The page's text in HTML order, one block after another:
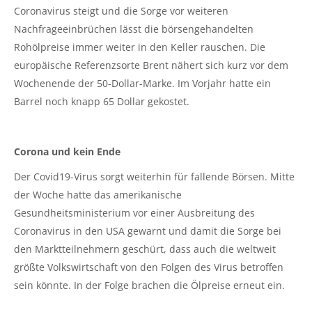
Coronavirus steigt und die Sorge vor weiteren
Nachfrageeinbrüchen lässt die börsengehandelten
Rohölpreise immer weiter in den Keller rauschen. Die
europäische Referenzsorte Brent nähert sich kurz vor dem
Wochenende der 50-Dollar-Marke. Im Vorjahr hatte ein
Barrel noch knapp 65 Dollar gekostet.
Corona und kein Ende
Der Covid19-Virus sorgt weiterhin für fallende Börsen. Mitte
der Woche hatte das amerikanische
Gesundheitsministerium vor einer Ausbreitung des
Coronavirus in den USA gewarnt und damit die Sorge bei
den Marktteilnehmern geschürt, dass auch die weltweit
größte Volkswirtschaft von den Folgen des Virus betroffen
sein könnte. In der Folge brachen die Ölpreise erneut ein.